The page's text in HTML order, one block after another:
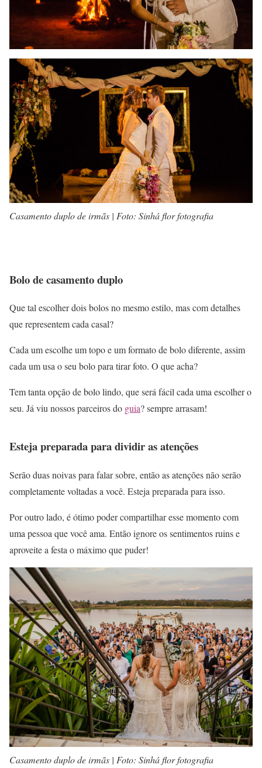
Casamento duplo de irmãs | Foto: Sinhá flor fotografia
Bolo de casamento duplo
Que tal escolher dois bolos no mesmo estilo, mas com detalhes
que representem cada casal?
Cada um escolhe um topo e um formato de bolo diferente, assim
cada um usa o seu bolo para tirar foto. O que acha?
Tem tanta opção de bolo lindo, que será fácil cada uma escolher o
seu. Já viu nossos parceiros do guia? sempre arrasam!
Esteja preparada para dividir as atenções
Serão duas noivas para falar sobre, então as atenções não serão
completamente voltadas a você. Esteja preparada para isso.
Por outro lado, é ótimo poder compartilhar esse momento com
uma pessoa que você ama. Então ignore os sentimentos ruins e
aproveite a festa o máximo que puder!
Casamento duplo de irmãs | Foto: Sinhá flor fotografia